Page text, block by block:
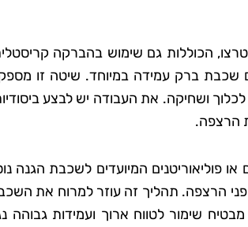
הכוללות גם שימוש בהברקה
שכבת ברק עמידה במיוחד. שיטה זו
ושחיקה. את העבודה יש לבצע
הרצפה.
פוליאוריטנים המיועדים לשכבת הגנה
פני הרצפה. תהליך זה עוזר למרוח את
שימור לטווח ארוך ועמידות גבוהה